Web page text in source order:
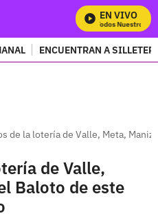
EN VIVO
Mira Todos Nuestros
ENCUENTRAN A
de la lotería de Valle, Meta,
de Valle,
Baloto de este